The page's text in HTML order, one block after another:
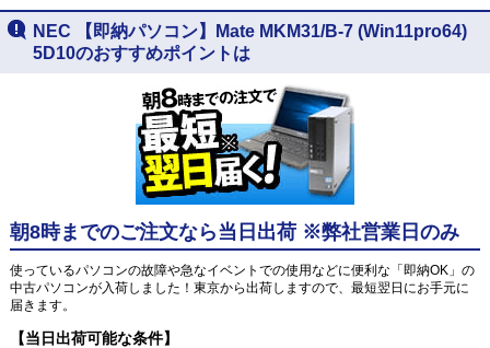
NEC 【即納パソコン】Mate MKM31/B-7 (Win11pro64)
5D10のおすすめポイントは
朝8時までのご注文なら当日出荷 ※弊社営業日のみ
使っているパソコンの故障や急なイベントでの使用などに便利な「即納OK」の
中古パソコンが入荷しました！東京から出荷しますので、最短翌日にお手元に
届きます。
【当日出荷可能な条件】